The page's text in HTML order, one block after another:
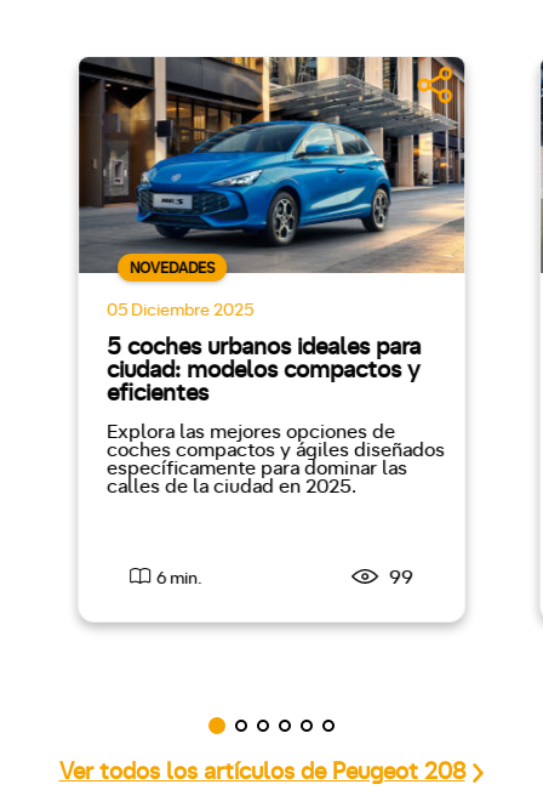
NOVEDADES
05 Diciembre 2025
5 coches urbanos ideales para
ciudad: modelos compactos y
eficientes
Explora las mejores opciones de
coches compactos y ágiles diseñados
específicamente para dominar las
calles de la ciudad en 2025.
6 min. 99
Ver todos los artículos de Peugeot 208